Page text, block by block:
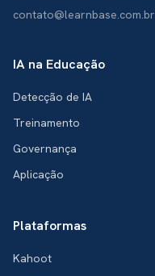
contato@learnbase.com.br
IA na Educação
Detecção de IA
Treinamento
Governança
Aplicação
Plataformas
Kahoot